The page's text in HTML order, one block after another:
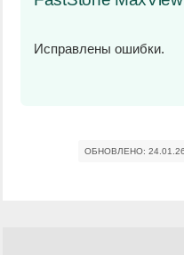
Исправлены ошибки.
ОБНОВЛЕНО: 24.01.26